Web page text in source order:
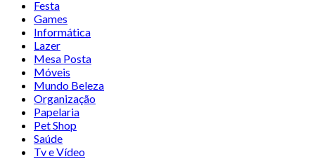
Festa
Games
Informática
Lazer
Mesa Posta
Móveis
Mundo Beleza
Organização
Papelaria
Pet Shop
Saúde
Tv e Vídeo